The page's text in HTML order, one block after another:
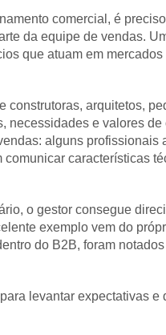
comercial, é
da equipe de vendas.
que atuam em
construtoras, arquitetos,
necessidades e valores
alguns
características
o gestor consegue
exemplo vem do
do B2B, foram
levantar expectativas